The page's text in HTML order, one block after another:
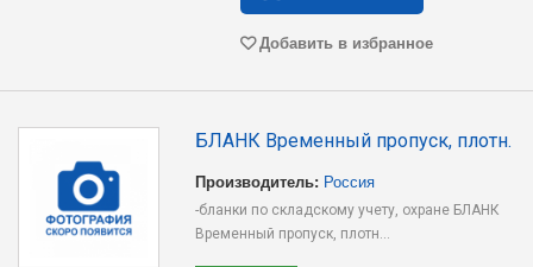
Добавить в избранное
БЛАНК Временный пропуск, плотн.
Производитель: Россия
-бланки по складскому учету, охране БЛАНК
Временный пропуск, плотн...